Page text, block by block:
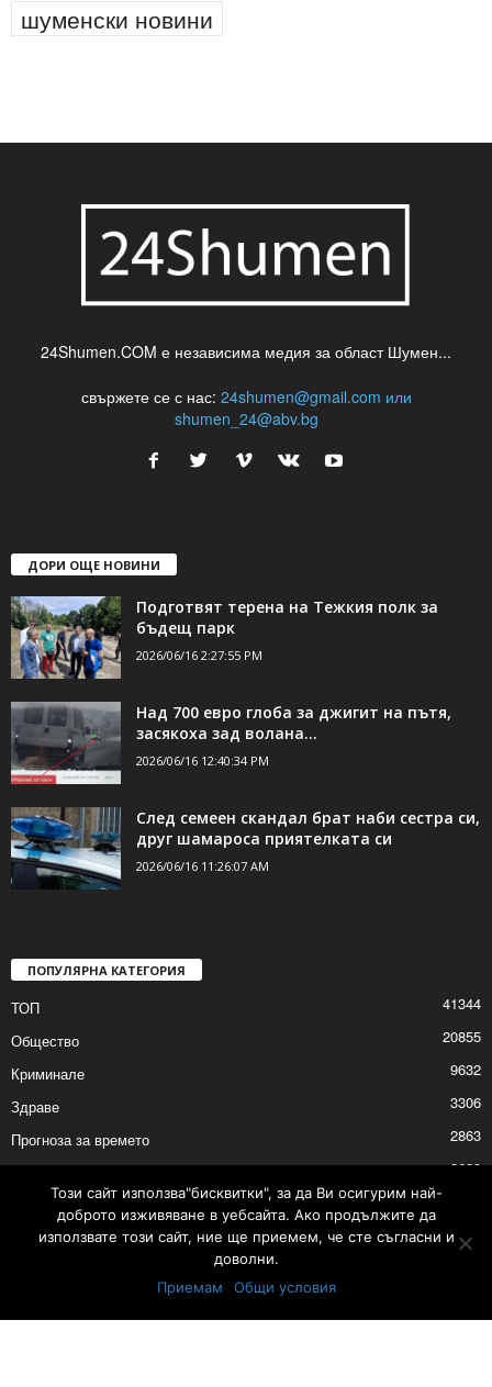
шуменски новини
24Shumen.COM е независима медия за област Шумен...
свържете се с нас: 24shumen@gmail.com или
shumen_24@abv.bg
ДОРИ ОЩЕ НОВИНИ
Подготвят терена на Тежкия полк за
бъдещ парк
2026/06/16 2:27:55 PM
Над 700 евро глоба за джигит на пътя,
засякоха зад волана...
2026/06/16 12:40:34 PM
След семеен скандал брат наби сестра си,
друг шамароса приятелката си
2026/06/16 11:26:07 AM
ПОПУЛЯРНА КАТЕГОРИЯ
ТОП
41344
Общество
20855
Криминале
9632
Здраве
3306
Прогноза за времето
2863
Политика
2689
Култура
Този сайт използва"бисквитки", за да Ви осигурим най-
доброто изживяване в уебсайта. Ако продължите да
използвате този сайт, ние ще приемем, че сте съгласни и
доволни.
Приемам
Общи условия